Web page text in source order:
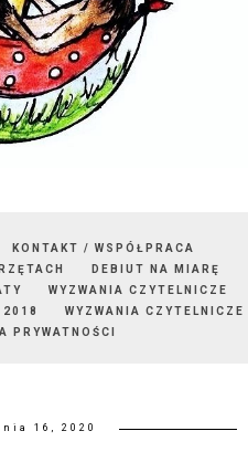
KONTAKT / WSPÓŁPRACA
DEBIUT NA MIARĘ
WYZWANIA CZYTELNICZE
2018
WYZWANIA CZYTELNICZE
PRYWATNOŚCI
16, 2020